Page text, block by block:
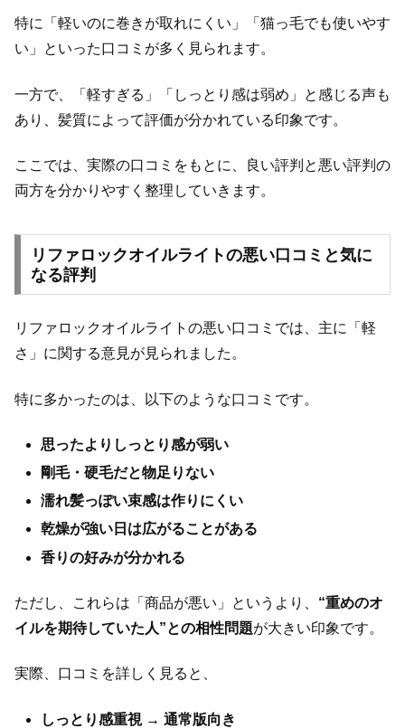
特に「軽いのに巻きが取れにくい」「猫っ毛でも使いやす
い」といった口コミが多く見られます。
一方で、「軽すぎる」「しっとり感は弱め」と感じる声も
あり、髪質によって評価が分かれている印象です。
ここでは、実際の口コミをもとに、良い評判と悪い評判の
両方を分かりやすく整理していきます。
リファロックオイルライトの悪い口コミと気に
なる評判
リファロックオイルライトの悪い口コミでは、主に「軽
さ」に関する意見が見られました。
特に多かったのは、以下のような口コミです。
思ったよりしっとり感が弱い
剛毛・硬毛だと物足りない
濡れ髪っぽい束感は作りにくい
乾燥が強い日は広がることがある
香りの好みが分かれる
ただし、これらは「商品が悪い」というより、 “重めのオ
イルを期待していた人”との相性問題が大きい印象です。
実際、口コミを詳しく見ると、
しっとり感重視 → 通常版向き